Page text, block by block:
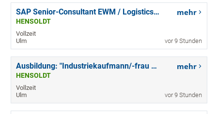
SAP Senior-Consultant EWM / Logistics (w/m/d)
HENSOLDT
Vollzeit
Ulm
mehr
vor 9 Stunden
Ausbildung: "Industriekaufmann/-frau mit Zusatzqualifikation" (w/m/d), Start 2027
HENSOLDT
Vollzeit
Ulm
mehr
vor 9 Stunden